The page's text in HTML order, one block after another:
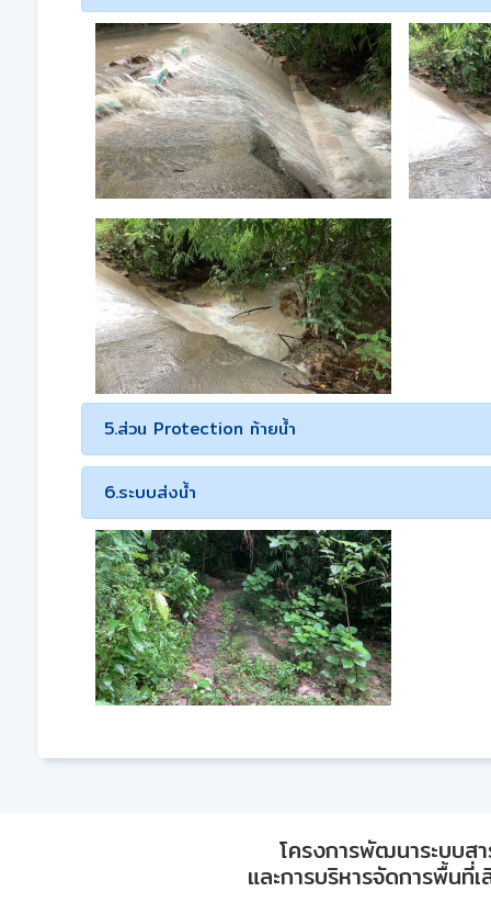
5.ส่วน Protection ท้ายน้ำ
6.ระบบส่งน้ำ
โครงการพัฒนาระบบส
และการบริหารจัดการพื้นที่